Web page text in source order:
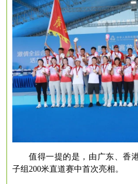
值得一提的是，由广东、香
子组 200米直道赛中首次亮相。